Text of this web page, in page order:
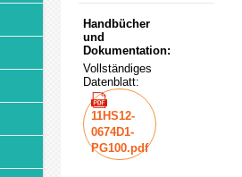
Handbücher
und
Dokumentation:
Vollständiges
Datenblatt:
11HS12-
0674D1-
PG100.pdf